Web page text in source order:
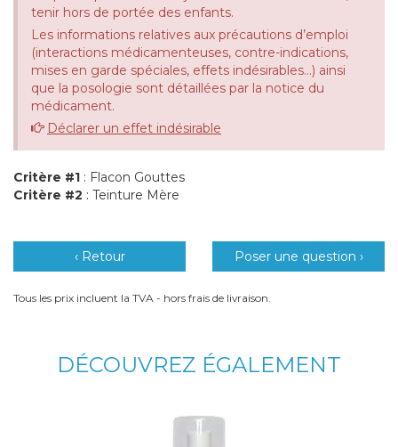
tenir hors de portée des enfants.
Les informations relatives aux précautions d’emploi
(interactions médicamenteuses, contre-indications,
mises en garde spéciales, effets indésirables...) ainsi
que la posologie sont détaillées par la notice du
médicament.
Déclarer un effet indésirable
Critère #1 : Flacon Gouttes
Critère #2 : Teinture Mère
‹ Retour Poser une question ›
Tous les prix incluent la TVA - hors frais de livraison.
DÉCOUVREZ ÉGALEMENT